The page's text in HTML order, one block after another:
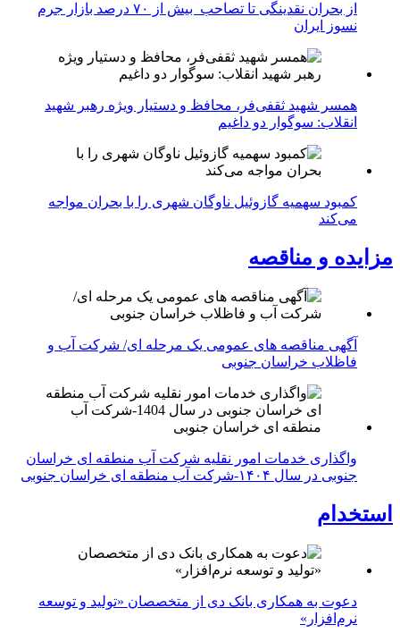
از بحران نقدینگی تا تصاحب بیش از ۷۰ درصد بازار جرم
نسوز ایران
همسر شهید ثقفی‌فر، محافظ و دستیار ویژه رهبر شهید
انقلاب: سوگوار دو داغیم
کمبود سهمیه گازوئیل ناوگان شهری را با بحران مواجه
می‌کند
مزایده و مناقصه
آگهی مناقصه های عمومی یک مرحله ای/ شرکت آب و
فاظلاب خراسان جنوبی
واگذاری خدمات امور نقلیه شرکت آب منطقه ای خراسان
جنوبی در سال ۱۴۰۴-شرکت آب منطقه ای خراسان جنوبی
استخدام
دعوت به همکاری بانک دی از متخصصان «تولید و توسعه
نرم‌افزار»